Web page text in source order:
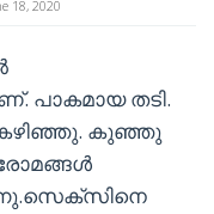
18, 2020
പാകമായ തടി.
കഴിഞ്ഞു. കുഞ്ഞു